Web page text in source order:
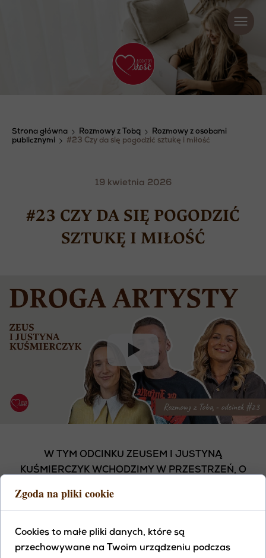
Strona główna Rozmowy z Tobą
Rozmowy z osobami
publicznymi
#23 Czy da się pogodzić sztukę i miłość
19 kwietnia 2026
#23 CZY DA SIĘ POGODZIĆ
SZTUKĘ I MIŁOŚĆ
W TYM ODCINKU ZEUSEM I JUSTYNĄ
KUŚMIERCZYK WCHODZIMY W PRZESTRZEŃ, O
SZCZERZE - W ŚWIATŁO I CIEŃ, KTÓRE KAŻDY Z
ROZMOWA O ODPOWIEDZIALNOŚCI, O
ZATRZYMANIU SIĘ I O ODWADZE, ŻEBY
Zgoda na pliki cookie
Cookies to małe pliki danych, które są
przechowywane na Twoim urządzeniu podczas